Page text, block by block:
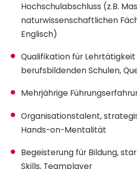
Hochschulabschluss (z.B.
naturwissenschaftlichen
Englisch)
Qualifikation für
berufsbildenden Schulen,
Mehrjährige
Organisationstalent,
Hands-on-Mentalität
Begeisterung für Bildung,
Skills, Teamplayer